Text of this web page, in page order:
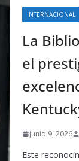
INTERNACIONAL
La
el
junio 9, 2026
Este